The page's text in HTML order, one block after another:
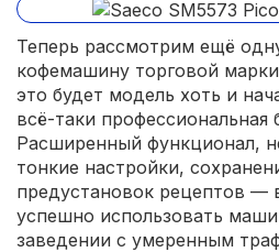
Теперь рассмотрим ещё
кофемашину торговой
это будет модель хоть и
всё-таки профессиональная
Расширенный функционал,
тонкие настройки,
предустановок рецептов —
успешно использовать
заведении с умеренным